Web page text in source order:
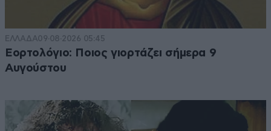
ΕΛΛΑΔΑ09·08·2026 05:45
Εορτολόγιο: Ποιος γιορτάζει σήμερα 9
Αυγούστου